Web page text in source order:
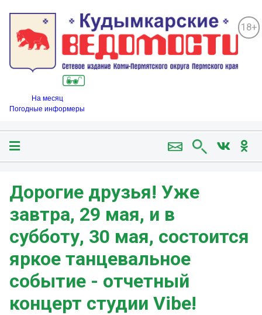
18+
На месяц
Погодные информеры
Дорогие друзья! Уже
завтра, 29 мая, и в
субботу, 30 мая, состоится
яркое танцевальное
событие - отчетный
концерт студии Vibe!